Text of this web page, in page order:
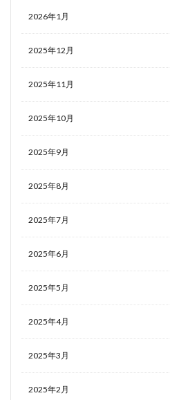
2026年1月
2025年12月
2025年11月
2025年10月
2025年9月
2025年8月
2025年7月
2025年6月
2025年5月
2025年4月
2025年3月
2025年2月